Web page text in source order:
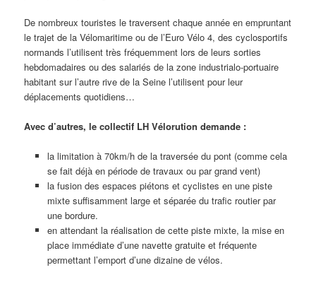
De nombreux touristes le traversent chaque année en empruntant
le trajet de la Vélomaritime ou de l’Euro Vélo 4, des cyclosportifs
normands l’utilisent très fréquemment lors de leurs sorties
hebdomadaires ou des salariés de la zone industrialo-portuaire
habitant sur l’autre rive de la Seine l’utilisent pour leur
déplacements quotidiens…
Avec d’autres, le collectif LH Vélorution demande :
la limitation à 70km/h de la traversée du pont (comme cela
se fait déjà en période de travaux ou par grand vent)
la fusion des espaces piétons et cyclistes en une piste
mixte suffisamment large et séparée du trafic routier par
une bordure.
en attendant la réalisation de cette piste mixte, la mise en
place immédiate d’une navette gratuite et fréquente
permettant l’emport d’une dizaine de vélos.